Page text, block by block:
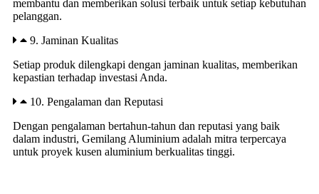
membantu dan memberikan solusi terbaik untuk setiap kebutuhan
pelanggan.
9. Jaminan Kualitas
Setiap produk dilengkapi dengan jaminan kualitas, memberikan
kepastian terhadap investasi Anda.
10. Pengalaman dan Reputasi
Dengan pengalaman bertahun-tahun dan reputasi yang baik
dalam industri, Gemilang Aluminium adalah mitra terpercaya
untuk proyek kusen aluminium berkualitas tinggi.